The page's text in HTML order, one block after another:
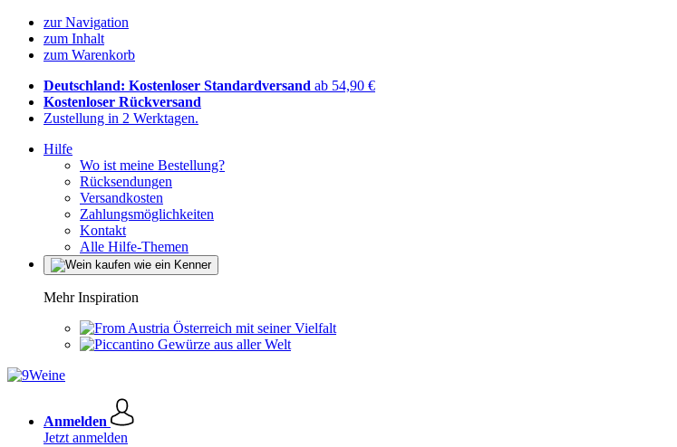
zur Navigation
zum Inhalt
zum Warenkorb
Deutschland: Kostenloser Standardversand ab 54,90 €
Kostenloser Rückversand
Zustellung in 2 Werktagen.
Hilfe
Wo ist meine Bestellung?
Rücksendungen
Versandkosten
Zahlungsmöglichkeiten
Kontakt
Alle Hilfe-Themen
Mehr Inspiration
Österreich mit seiner Vielfalt
Gewürze aus aller Welt
Anmelden
Jetzt anmelden